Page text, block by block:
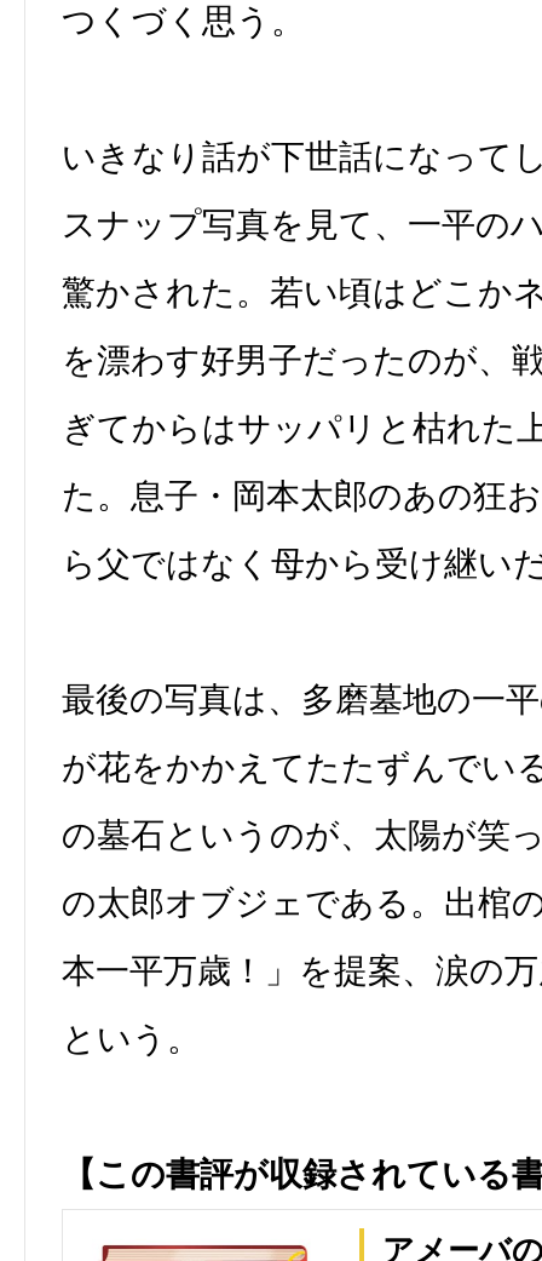
つくづく思う。
いきなり話が下世話になって
スナップ写真を見て、一平の
驚かされた。若い頃はどこか
を漂わす好男子だったのが、
ぎてからはサッパリと枯れた
た。息子・岡本太郎のあの狂
ら父ではなく母から受け継い
最後の写真は、多磨墓地の一
が花をかかえてたたずんでい
の墓石というのが、太陽が笑
の太郎オブジェである。出棺
本一平万歳！」を提案、涙の
という。
【この書評が収録されている
アメーバ